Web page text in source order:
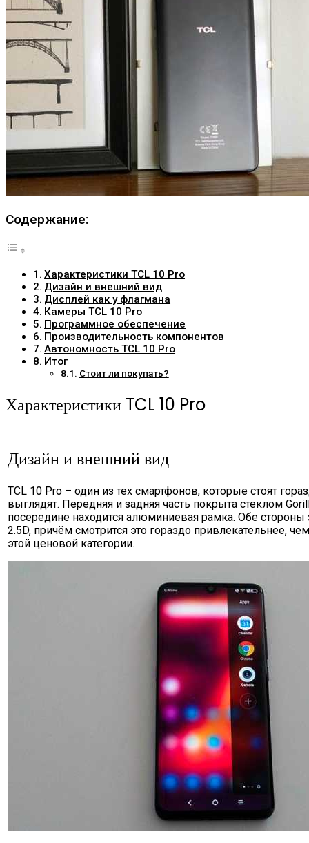
Содержание:
Характеристики TCL 10 Pro
Дизайн и внешний вид
Дисплей как у флагмана
Камеры TCL 10 Pro
Программное обеспечение
Производительность компонентов
Автономность TCL 10 Pro
Итог
Стоит ли покупать?
Характеристики TCL 10 Pro
Дизайн и внешний вид
TCL 10 Pro – один из тех смартфонов, которые стоят
выглядят. Передняя и задняя часть покрыта стеклом
посередине находится алюминиевая рамка. Обе стороны
2.5D, причём смотрится это гораздо привлекательнее,
этой ценовой категории.